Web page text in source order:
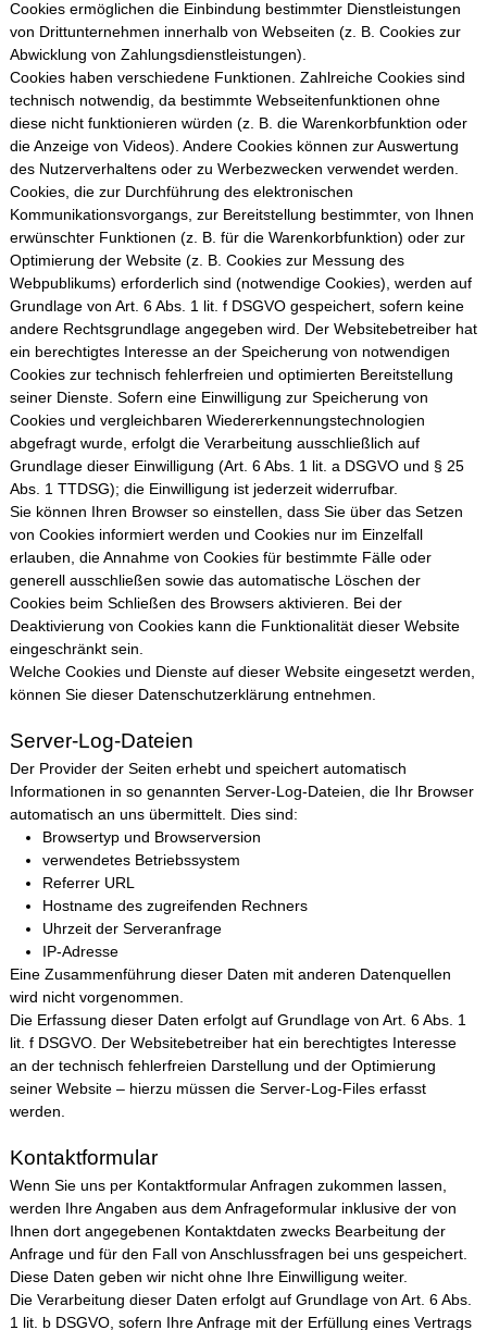
Cookies ermöglichen die Einbindung bestimmter Dienstleistungen
von Drittunternehmen innerhalb von Webseiten (z. B. Cookies zur
Abwicklung von Zahlungsdienstleistungen).
Cookies haben verschiedene Funktionen. Zahlreiche Cookies sind
technisch notwendig, da bestimmte Webseitenfunktionen ohne
diese nicht funktionieren würden (z. B. die Warenkorbfunktion oder
die Anzeige von Videos). Andere Cookies können zur Auswertung
des Nutzerverhaltens oder zu Werbezwecken verwendet werden.
Cookies, die zur Durchführung des elektronischen
Kommunikationsvorgangs, zur Bereitstellung bestimmter, von Ihnen
erwünschter Funktionen (z. B. für die Warenkorbfunktion) oder zur
Optimierung der Website (z. B. Cookies zur Messung des
Webpublikums) erforderlich sind (notwendige Cookies), werden auf
Grundlage von Art. 6 Abs. 1 lit. f DSGVO gespeichert, sofern keine
andere Rechtsgrundlage angegeben wird. Der Websitebetreiber hat
ein berechtigtes Interesse an der Speicherung von notwendigen
Cookies zur technisch fehlerfreien und optimierten Bereitstellung
seiner Dienste. Sofern eine Einwilligung zur Speicherung von
Cookies und vergleichbaren Wiedererkennungstechnologien
abgefragt wurde, erfolgt die Verarbeitung ausschließlich auf
Grundlage dieser Einwilligung (Art. 6 Abs. 1 lit. a DSGVO und § 25
Abs. 1 TTDSG); die Einwilligung ist jederzeit widerrufbar.
Sie können Ihren Browser so einstellen, dass Sie über das Setzen
von Cookies informiert werden und Cookies nur im Einzelfall
erlauben, die Annahme von Cookies für bestimmte Fälle oder
generell ausschließen sowie das automatische Löschen der
Cookies beim Schließen des Browsers aktivieren. Bei der
Deaktivierung von Cookies kann die Funktionalität dieser Website
eingeschränkt sein.
Welche Cookies und Dienste auf dieser Website eingesetzt werden,
können Sie dieser Datenschutzerklärung entnehmen.
Server-Log-Dateien
Der Provider der Seiten erhebt und speichert automatisch
Informationen in so genannten Server-Log-Dateien, die Ihr Browser
automatisch an uns übermittelt. Dies sind:
Browsertyp und Browserversion
verwendetes Betriebssystem
Referrer URL
Hostname des zugreifenden Rechners
Uhrzeit der Serveranfrage
IP-Adresse
Eine Zusammenführung dieser Daten mit anderen Datenquellen
wird nicht vorgenommen.
Die Erfassung dieser Daten erfolgt auf Grundlage von Art. 6 Abs. 1
lit. f DSGVO. Der Websitebetreiber hat ein berechtigtes Interesse
an der technisch fehlerfreien Darstellung und der Optimierung
seiner Website – hierzu müssen die Server-Log-Files erfasst
werden.
Kontaktformular
Wenn Sie uns per Kontaktformular Anfragen zukommen lassen,
werden Ihre Angaben aus dem Anfrageformular inklusive der von
Ihnen dort angegebenen Kontaktdaten zwecks Bearbeitung der
Anfrage und für den Fall von Anschlussfragen bei uns gespeichert.
Diese Daten geben wir nicht ohne Ihre Einwilligung weiter.
Die Verarbeitung dieser Daten erfolgt auf Grundlage von Art. 6 Abs.
1 lit. b DSGVO, sofern Ihre Anfrage mit der Erfüllung eines Vertrags